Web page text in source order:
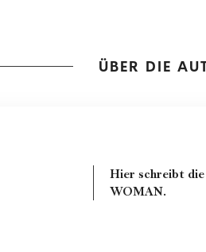
ÜBER DIE
Hier schreibt
WOMAN.